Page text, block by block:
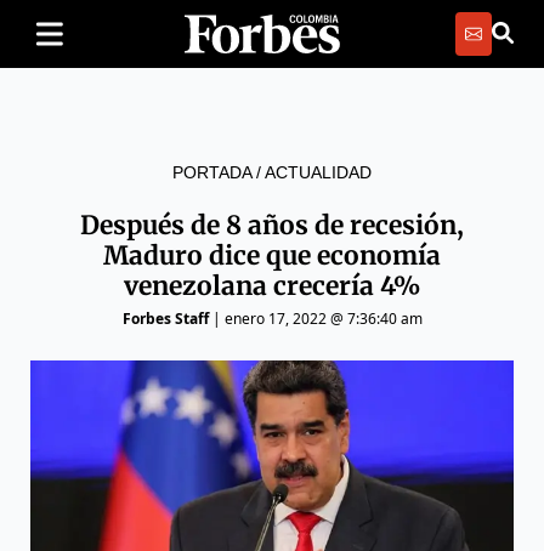
PORTADA/ACTUALIDAD
Después de 8 años de recesión,
Maduro dice que economía
venezolana crecería 4%
Forbes Staff| enero 17, 2022 @ 7:36:40 am